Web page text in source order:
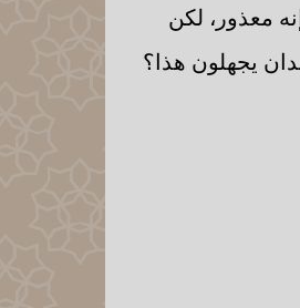
معذور، لكن
يجهلون هذا؟